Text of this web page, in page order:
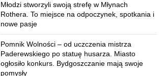
Młodzi stworzyli swoją strefę w Młynach
Rothera. To miejsce na odpoczynek, spotkania i
nowe pasje
Pomnik Wolności – od uczczenia mistrza
Paderewskiego po statuę husarza. Miasto
ogłosiło konkurs. Bydgoszczanie mają swoje
pomysły